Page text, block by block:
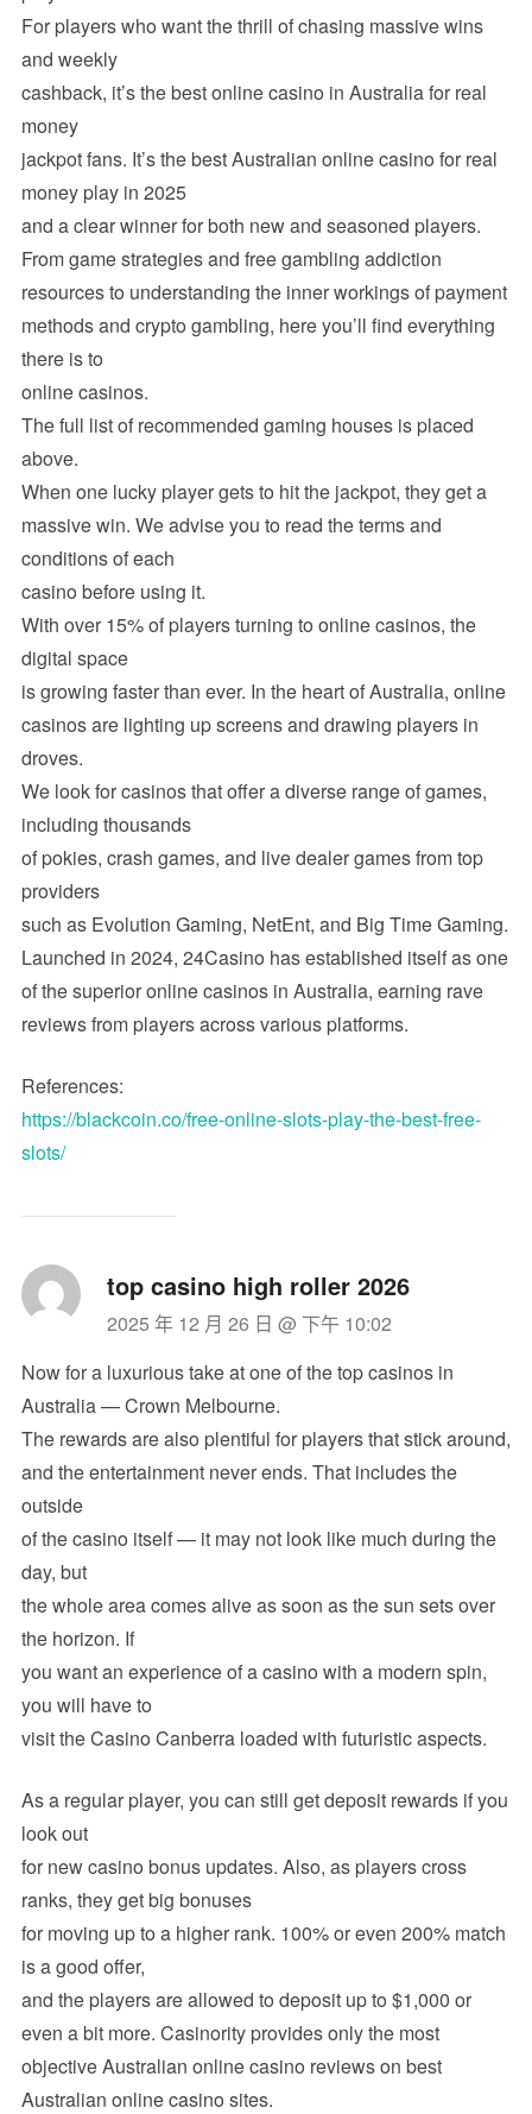
For players who want the thrill of chasing massive wins
and weekly
cashback, it’s the best online casino in Australia for real
money
jackpot fans. It’s the best Australian online casino for real
money play in 2025
and a clear winner for both new and seasoned players.
From game strategies and free gambling addiction
resources to understanding the inner workings of payment
methods and crypto gambling, here you’ll find everything
there is to
online casinos.
The full list of recommended gaming houses is placed
above.
When one lucky player gets to hit the jackpot, they get a
massive win. We advise you to read the terms and
conditions of each
casino before using it.
With over 15% of players turning to online casinos, the
digital space
is growing faster than ever. In the heart of Australia, online
casinos are lighting up screens and drawing players in
droves.
We look for casinos that offer a diverse range of games,
including thousands
of pokies, crash games, and live dealer games from top
providers
such as Evolution Gaming, NetEnt, and Big Time Gaming.
Launched in 2024, 24Casino has established itself as one
of the superior online casinos in Australia, earning rave
reviews from players across various platforms.
References:
https://blackcoin.co/free-online-slots-play-the-best-free-
slots/
top casino high roller 2026
2025 年 12 月 26 日 @ 下午 10:02
Now for a luxurious take at one of the top casinos in
Australia — Crown Melbourne.
The rewards are also plentiful for players that stick around,
and the entertainment never ends. That includes the
outside
of the casino itself — it may not look like much during the
day, but
the whole area comes alive as soon as the sun sets over
the horizon. If
you want an experience of a casino with a modern spin,
you will have to
visit the Casino Canberra loaded with futuristic aspects.
As a regular player, you can still get deposit rewards if you
look out
for new casino bonus updates. Also, as players cross
ranks, they get big bonuses
for moving up to a higher rank. 100% or even 200% match
is a good offer,
and the players are allowed to deposit up to $1,000 or
even a bit more. Casinority provides only the most
objective Australian online casino reviews on best
Australian online casino sites.